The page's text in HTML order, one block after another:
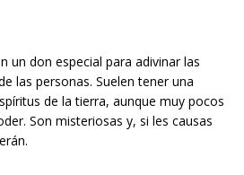
un don especial para adivinar las
las personas. Suelen tener una
de la tierra, aunque muy pocos
Son misteriosas y, si les causas